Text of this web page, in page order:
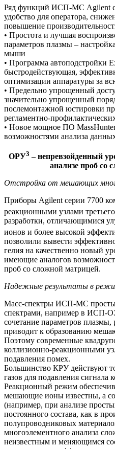
Ряд функций ИСП-МС Agilent
удобство для оператора,
повышение
• Простота и лучшая
параметров плазмы –
мыши
• Программа автоподстройки
быстродействующая,
оптимизации аппаратуры за
• Предельно упрощенный
значительно упрощенный
послемонтажной юстировки
регламентно-
• Новое мощное ПО
возможностями анализа
ОРУ3 – непревзойденный
анализе проб со
Отстройка от мешающих
Приборы Agilent серии 7700
реакционными узлами
разработки, отличающимися
ионов и более высокой
позволили вывести
гелия на качественно новый
имеющие аналогов
проб со сложной матрицей.
Надежные результаты в
Масс-спектры ИСП-МС просты
спектрами, например в ИСП-
сочетание параметров
приводит к образованию
Поэтому современные
коллизионно-реакционными
подавления помех.
Большинство КРУ действуют
газов для подавления
Реакционный режим
мешающие ионы известны, а
(например, при анализе
постоянного состава, как в
полупроводниковых
многоэлементного анализа
неизвестным и меняющимся